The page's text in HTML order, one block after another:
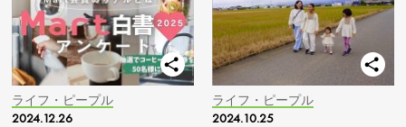
ライフ・ピープル
2024.12.26
ライフ・ピープル
2024.10.25